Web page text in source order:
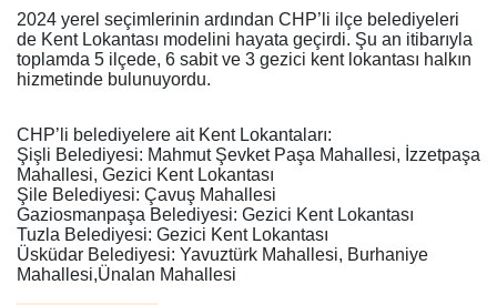
2024 yerel seçimlerinin ardından CHP’li ilçe belediyeleri
de Kent Lokantası modelini hayata geçirdi. Şu an itibarıyla
toplamda 5 ilçede, 6 sabit ve 3 gezici kent lokantası halkın
hizmetinde bulunuyordu.
CHP’li belediyelere ait Kent Lokantaları:
Şişli Belediyesi: Mahmut Şevket Paşa Mahallesi, İzzetpaşa
Mahallesi, Gezici Kent Lokantası
Şile Belediyesi: Çavuş Mahallesi
Gaziosmanpaşa Belediyesi: Gezici Kent Lokantası
Tuzla Belediyesi: Gezici Kent Lokantası
Üsküdar Belediyesi: Yavuztürk Mahallesi, Burhaniye
Mahallesi,Ünalan Mahallesi